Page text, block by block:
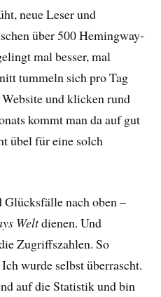
neue Leser und
über 500 Hemingway-
mal besser, mal
tummeln sich pro Tag
und klicken rund
kommt man da auf gut
übel für eine solch
Glücksfälle nach oben –
Weltdienen. Und
Zugriffszahlen. So
wurde selbst überrascht.
auf die Statistik und bin